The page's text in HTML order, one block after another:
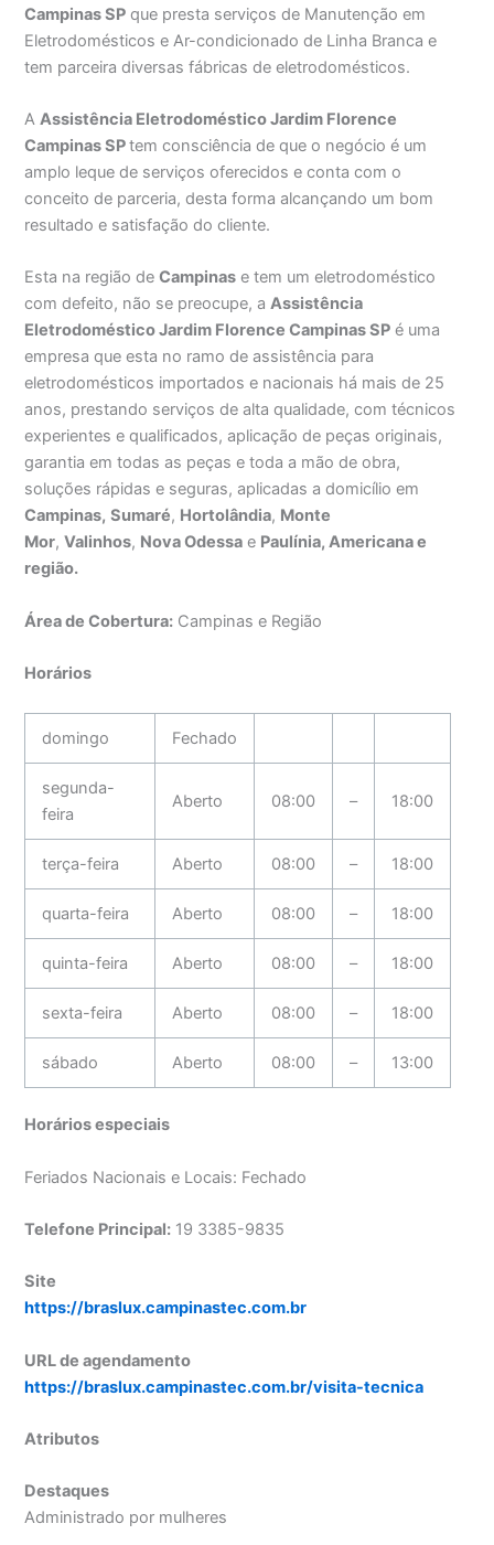
Campinas SP que presta serviços de Manutenção em
Eletrodomésticos e Ar-condicionado de Linha Branca e
tem parceira diversas fábricas de eletrodomésticos.
AAssistência Eletrodoméstico Jardim Florence
Campinas SPtem consciência de que o negócio é um
amplo leque de serviços oferecidos e conta com o
conceito de parceria, desta forma alcançando um bom
resultado e satisfação do cliente.
Esta na região deCampinas e tem um eletrodoméstico
com defeito, não se preocupe, aAssistência
Eletrodoméstico Jardim Florence Campinas SP é uma
empresa que esta no ramo de assistência para
eletrodomésticos importados e nacionais há mais de 25
anos, prestando serviços de alta qualidade, com técnicos
experientes e qualificados, aplicação de peças originais,
garantia em todas as peças e toda a mão de obra,
soluções rápidas e seguras, aplicadas a domicílio em
Campinas, Sumaré, Hortolândia, Monte
Mor,Valinhos, Nova Odessa e Paulínia, Americana e
região.
Área de Cobertura: Campinas e Região
Horários
domingo Fechado
segunda-
feira
Aberto 08:00 – 18:00
terça-feira Aberto 08:00 – 18:00
quarta-feira Aberto 08:00 – 18:00
quinta-feira Aberto 08:00 – 18:00
sexta-feira Aberto 08:00 – 18:00
sábado Aberto 08:00 – 13:00
Horários especiais
Feriados Nacionais e Locais: Fechado
Telefone Principal: 19 3385-9835
Site
https://braslux.campinastec.com.br
URL de agendamento
https://braslux.campinastec.com.br/visita-tecnica
Atributos
Destaques
Administrado por mulheres